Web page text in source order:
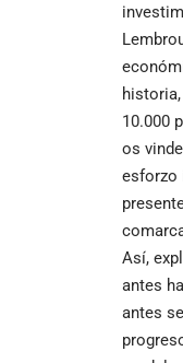
10.000
os
esforzo
Así,
antes
antes